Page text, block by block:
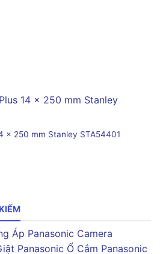
x 250 mm Stanley STA54401
Áp Panasonic Camera
Panasonic Ổ Cắm Panasonic